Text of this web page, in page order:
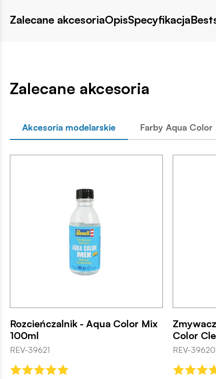
Zalecane akcesoriaOpisSpecyfikacja
Zalecane akcesoria
Akcesoria modelarskie Farby Aqua Color
Rozcieńczalnik - Aqua Color Mix
100ml
REV-39621
Color
REV-39620